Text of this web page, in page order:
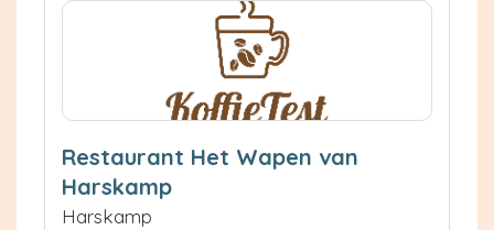
Restaurant Het Wapen van
Harskamp
Harskamp